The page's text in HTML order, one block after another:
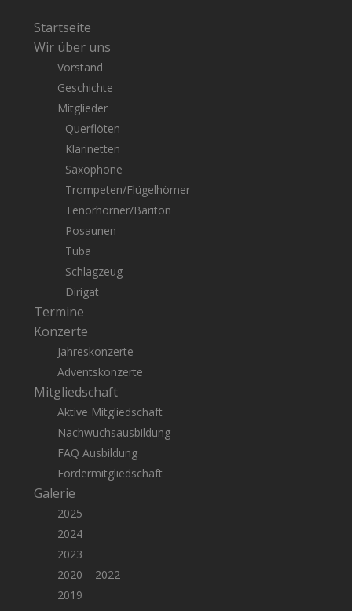
Startseite
Wir über uns
Vorstand
Geschichte
Mitglieder
Querflöten
Klarinetten
Saxophone
Trompeten/Flügelhörner
Tenorhörner/Bariton
Posaunen
Tuba
Schlagzeug
Dirigat
Termine
Konzerte
Jahreskonzerte
Adventskonzerte
Mitgliedschaft
Aktive Mitgliedschaft
Nachwuchsausbildung
FAQ Ausbildung
Fördermitgliedschaft
Galerie
2025
2024
2023
2020 – 2022
2019